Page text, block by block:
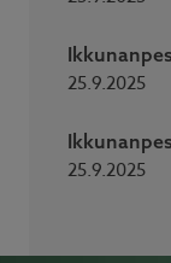
25.9.2025
25.9.2025